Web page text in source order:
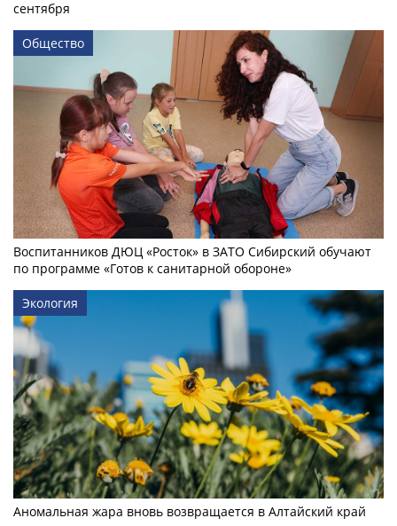
сентября
Общество
Воспитанников ДЮЦ «Росток» в ЗАТО Сибирский обучают
по программе «Готов к санитарной обороне»
Экология
Аномальная жара вновь возвращается в Алтайский край